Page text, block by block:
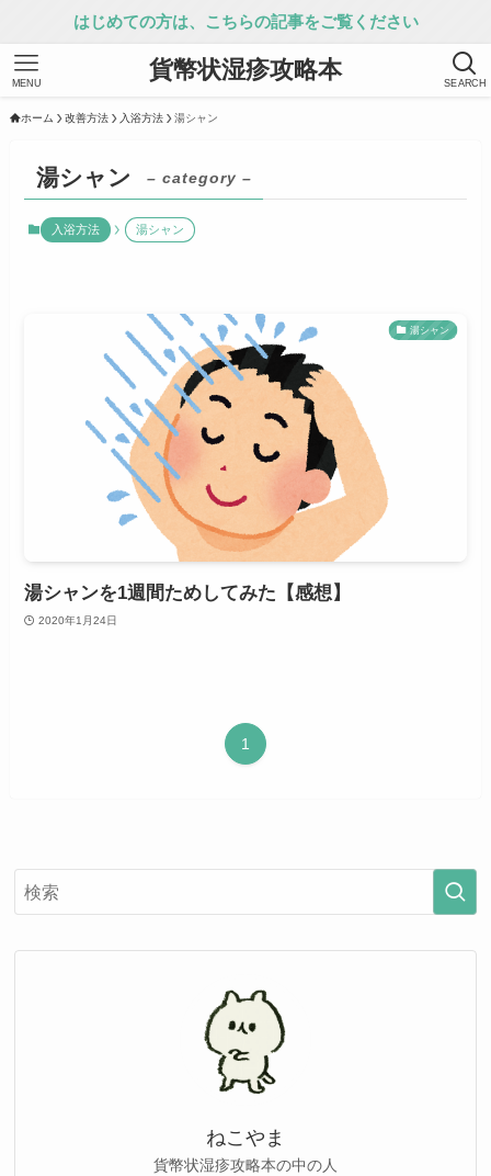
はじめての方は、こちらの記事をご覧ください
貨幣状湿疹攻略本 SEARCH
MENU
ホーム 改善方法 入浴方法 湯シャン
湯シャン – category –
入浴方法 湯シャン
湯シャン
湯シャンを1週間ためしてみた【感想】
2020年1月24日
1
ねこやま
貨幣状湿疹攻略本の中の人